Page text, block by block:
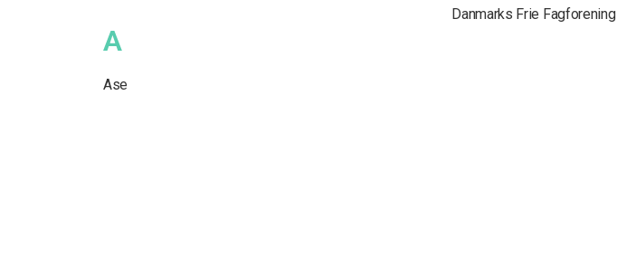
A
Ase
Danmarks Frie Fagforening